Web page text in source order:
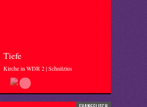
Tiefe
Kirche in WDR 2 | Schnitzius